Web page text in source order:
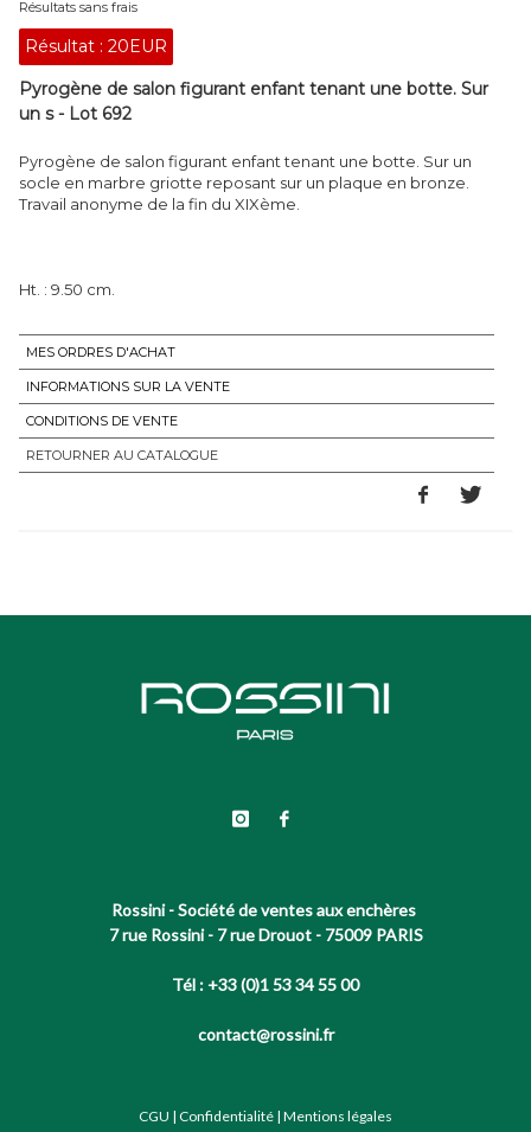
Résultats sans frais
Résultat : 20EUR
Pyrogène de salon figurant enfant tenant une botte. Sur
un s - Lot 692
Pyrogène de salon figurant enfant tenant une botte. Sur un
socle en marbre griotte reposant sur un plaque en bronze.
Travail anonyme de la fin du XIXème.
Ht. : 9.50 cm.
MES ORDRES D'ACHAT
INFORMATIONS SUR LA VENTE
CONDITIONS DE VENTE
RETOURNER AU CATALOGUE
Rossini - Société de ventes aux enchères
7 rue Rossini - 7 rue Drouot - 75009 PARIS
Tél : +33 (0)1 53 34 55 00
contact@rossini.fr
CGU | Confidentialité | Mentions légales